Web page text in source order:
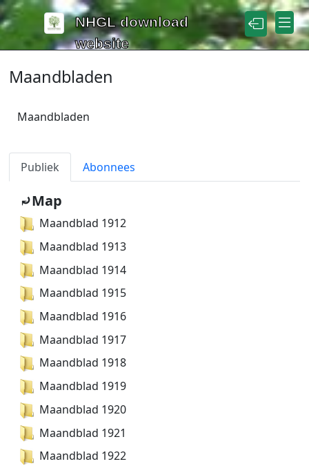
Naar de inhoud
NHGL download
website
Maandbladen
Maandbladen
Publiek Abonnees
⤾Map
Maandblad 1912
Maandblad 1913
Maandblad 1914
Maandblad 1915
Maandblad 1916
Maandblad 1917
Maandblad 1918
Maandblad 1919
Maandblad 1920
Maandblad 1921
Maandblad 1922